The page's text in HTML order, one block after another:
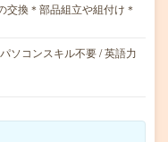
交換＊部品組立や組付け＊
ソコンスキル不要 / 英語力